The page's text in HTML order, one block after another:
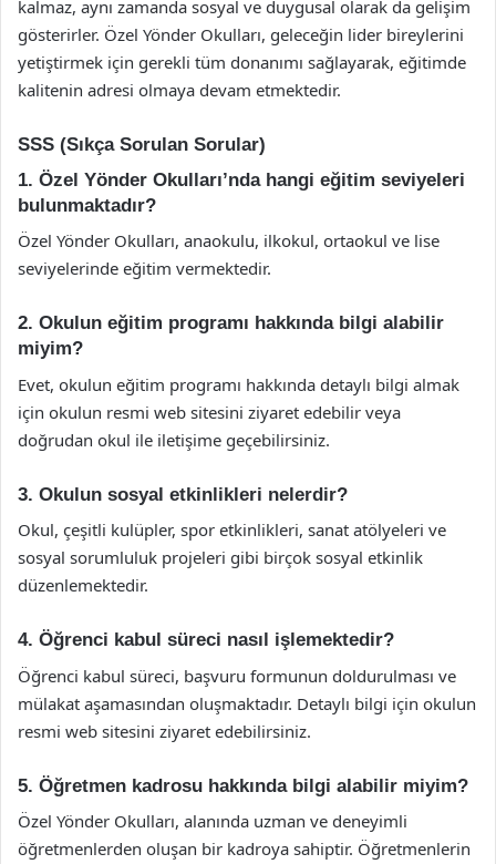
kalmaz, aynı zamanda sosyal ve duygusal olarak da gelişim
gösterirler. Özel Yönder Okulları, geleceğin lider bireylerini
yetiştirmek için gerekli tüm donanımı sağlayarak, eğitimde
kalitenin adresi olmaya devam etmektedir.
SSS (Sıkça Sorulan Sorular)
1. Özel Yönder Okulları’nda hangi eğitim seviyeleri
bulunmaktadır?
Özel Yönder Okulları, anaokulu, ilkokul, ortaokul ve lise
seviyelerinde eğitim vermektedir.
2. Okulun eğitim programı hakkında bilgi alabilir
miyim?
Evet, okulun eğitim programı hakkında detaylı bilgi almak
için okulun resmi web sitesini ziyaret edebilir veya
doğrudan okul ile iletişime geçebilirsiniz.
3. Okulun sosyal etkinlikleri nelerdir?
Okul, çeşitli kulüpler, spor etkinlikleri, sanat atölyeleri ve
sosyal sorumluluk projeleri gibi birçok sosyal etkinlik
düzenlemektedir.
4. Öğrenci kabul süreci nasıl işlemektedir?
Öğrenci kabul süreci, başvuru formunun doldurulması ve
mülakat aşamasından oluşmaktadır. Detaylı bilgi için okulun
resmi web sitesini ziyaret edebilirsiniz.
5. Öğretmen kadrosu hakkında bilgi alabilir miyim?
Özel Yönder Okulları, alanında uzman ve deneyimli
öğretmenlerden oluşan bir kadroya sahiptir. Öğretmenlerin